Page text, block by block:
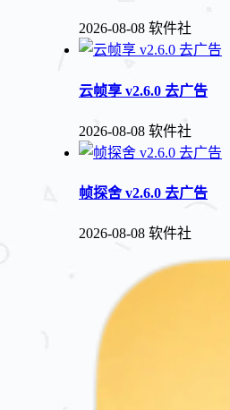
2026-08-08 软件社
云帧享 v2.6.0 去广告
2026-08-08 软件社
帧探舍 v2.6.0 去广告
2026-08-08 软件社